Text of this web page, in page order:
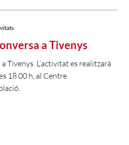
a Tivenys
Tivenys. L’activitat es realitzarà
18.00 h, al Centre